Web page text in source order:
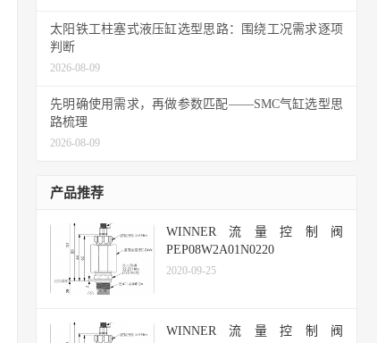
太阳铁工柱塞式液压缸选型思路：围绕工况需求逐项
判断
2026-08-09
先明确使用需求，再做参数匹配——SMC气缸选型思
路梳理
2026-08-09
产品推荐
WINNER流量控制阀
PEP08W2A01N0220
2020-09-25
WINNER流量控制阀